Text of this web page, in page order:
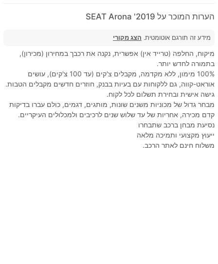
הערות המוכר על 2019' SEAT Arona
מידע זה תורגם אוטומטית. הצג מקורי
מיקוח, החלפה (טרייד אין) אפשרית, נקנה את רכבך במחירון (מכירון),
בתמורה לחדש יותר.
100% מימון, ללא מקדמה, מקבלים צ'קים (עד 100 צ'קים), עושים
אוראט-קווה, גם ללקוחות עם בעיות בבנק, חוזרים חדשים מקבלים הטבות.
גישה אישית ובחירת תשלום לכל לקוח.
מבחר גדול של מכוניות משנים שונות, מותגים, דגמים, כולם עברו בדיקות
קדם מכירה, אחריות של עד שלוש שנים לרכיבים ולמכלולים העיקריים.
נסיעת מבחן ברכב שתבחרו
ייעוץ מקצועי ותמיכה מלאה
משלוח חינם לאתר הרכב.